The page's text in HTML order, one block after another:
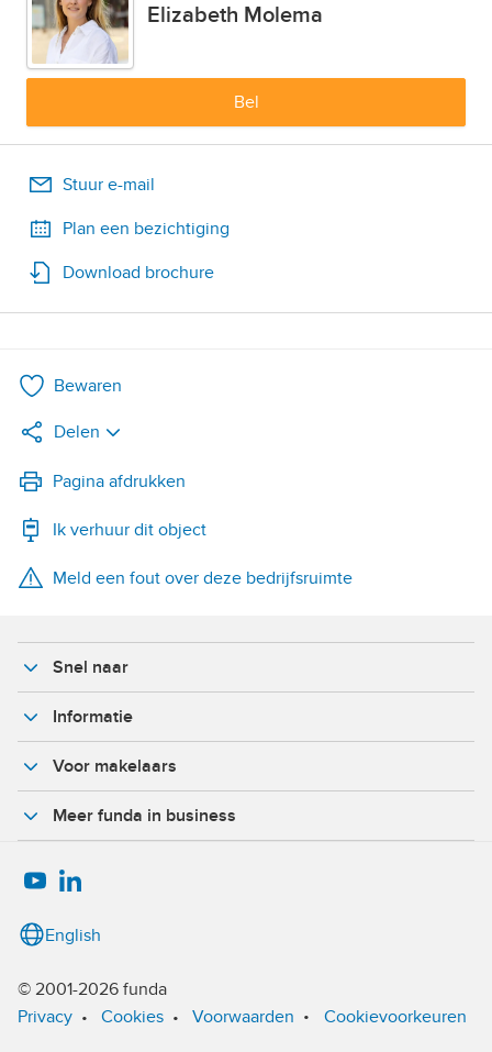
Elizabeth Molema
Bel
Stuur e-mail
Plan een bezichtiging
Download brochure
Bewaren
Delen
LinkedIn
WhatsApp
X
Pagina afdrukken
Ik verhuur dit object
Meld een fout over deze bedrijfsruimte
Snel naar
Informatie
Voor makelaars
Meer funda in business
© 2001-2026 funda
Privacy • Cookies • Voorwaarden • Cookievoorkeuren
English